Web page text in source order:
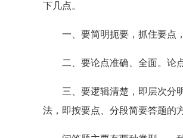
下几点。
一、要简明扼要，抓住要点，
二、要论点准确、全面。论点
三、要逻辑清楚，即层次分明
法，即按要点、分段简要答题的